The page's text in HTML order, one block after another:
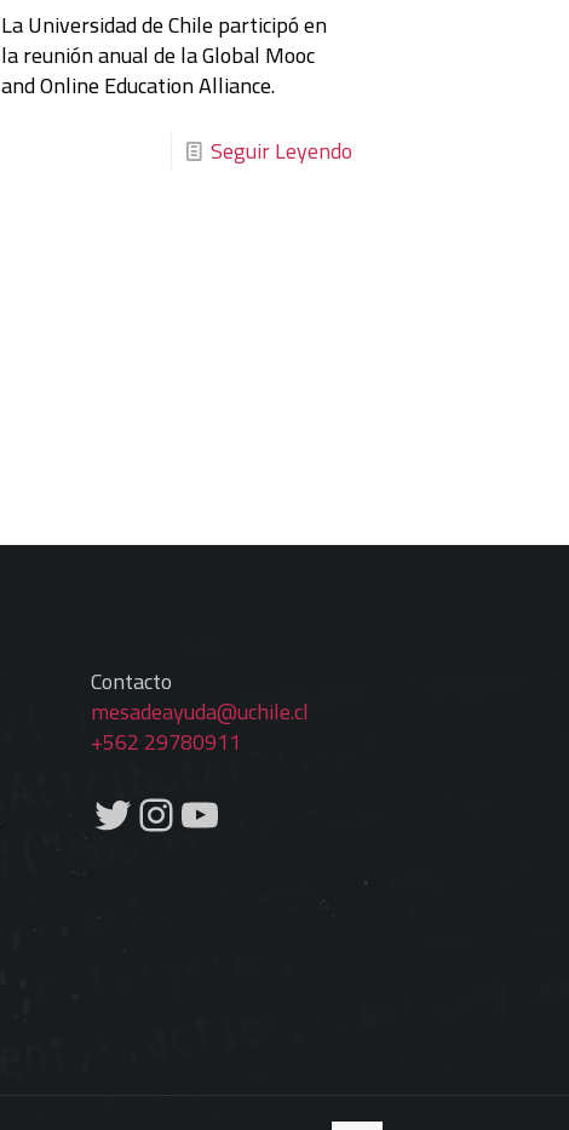
La Universidad de Chile participó en
la reunión anual de la Global Mooc
and Online Education Alliance.
Seguir Leyendo
Contacto
mesadeayuda@uchile.cl
+562 29780911
Twitter
Instagram
YouTube